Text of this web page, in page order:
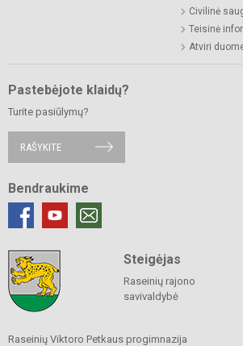
Civilinė
Teisinė
Atviri
Pastebėjote klaidų?
Turite pasiūlymų?
RAŠYKITE
Bendraukime
Steigėjas
Raseinių rajono
savivaldybė
Raseinių Viktoro Petkaus progimnazija